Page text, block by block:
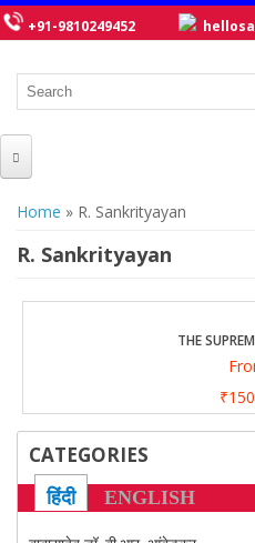
+91-9810249452
OUR WRITERS
GALLERY
CONTACT US
You are here
Home » R. Sankrityayan
R. Sankrityayan
THE
CATEGORIES
हिंदी ENGLISH